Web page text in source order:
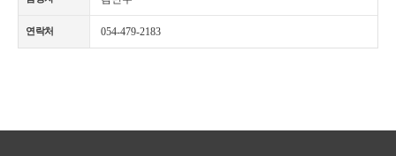
연락처 054-479-2183